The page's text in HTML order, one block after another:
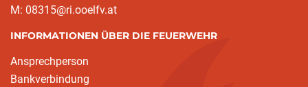
M: 08315@ri.ooelfv.at
INFORMATIONEN ÜBER DIE FEUERWEHR
Ansprechperson
Bankverbindung